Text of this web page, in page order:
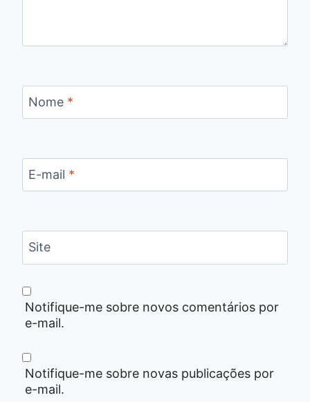
Nome *
E-mail *
Site
Notifique-me sobre novos comentários por
e-mail.
Notifique-me sobre novas publicações por
e-mail.